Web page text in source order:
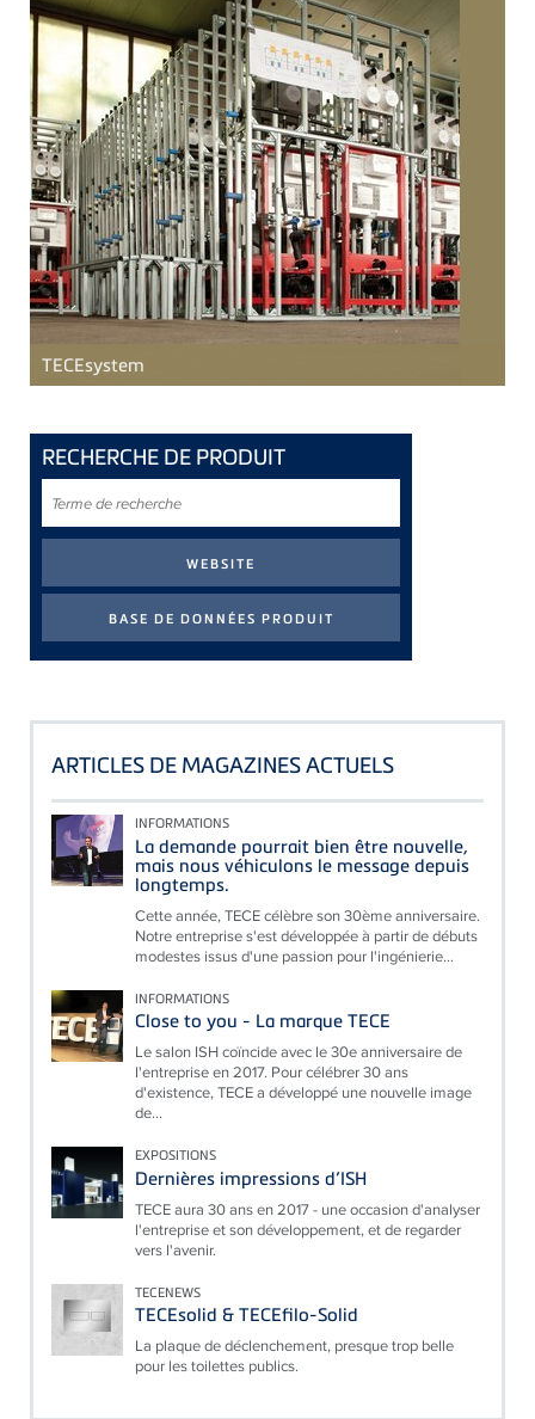
TECEsystem
RECHERCHE DE PRODUIT
de
recherche
ARTICLES DE MAGAZINES ACTUELS
INFORMATIONS
La demande pourrait bien être nouvelle,
mais nous véhiculons le message depuis
longtemps.
Cette année, TECE célèbre son 30ème anniversaire.
Notre entreprise s'est développée à partir de débuts
modestes issus d'une passion pour l'ingénierie...
INFORMATIONS
Close to you - La marque TECE
Le salon ISH coïncide avec le 30e anniversaire de
l'entreprise en 2017. Pour célébrer 30 ans
d'existence, TECE a développé une nouvelle image
de...
EXPOSITIONS
Dernières impressions d’ISH
TECE aura 30 ans en 2017 - une occasion d'analyser
l'entreprise et son développement, et de regarder
vers l'avenir.
TECENEWS
TECEsolid & TECEfilo-Solid
La plaque de déclenchement, presque trop belle
pour les toilettes publics.